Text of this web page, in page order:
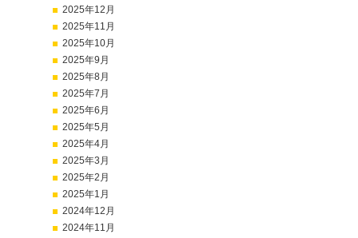
2025年12月
2025年11月
2025年10月
2025年9月
2025年8月
2025年7月
2025年6月
2025年5月
2025年4月
2025年3月
2025年2月
2025年1月
2024年12月
2024年11月